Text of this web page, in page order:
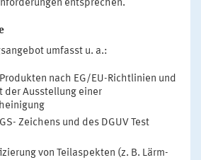
entsprechen.
umfasst u. a.:
nach EG/EU-Richtlinien und
der Ausstellung einer
Zeichens und des DGUV Test
von Teilaspekten (z. B. Lärm-